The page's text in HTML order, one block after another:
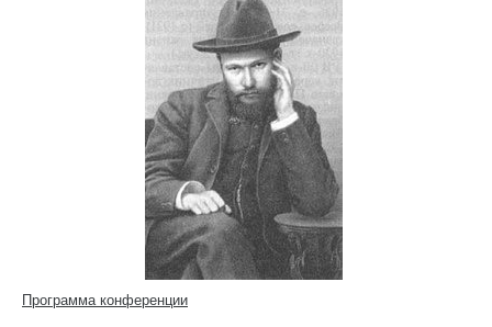
Программа конференции